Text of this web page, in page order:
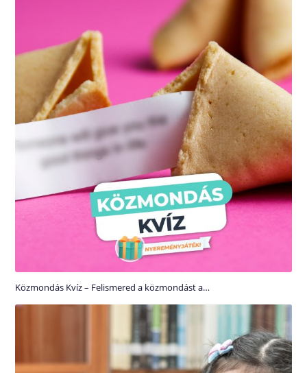
Közmondás Kvíz – Felismered a közmondást a…